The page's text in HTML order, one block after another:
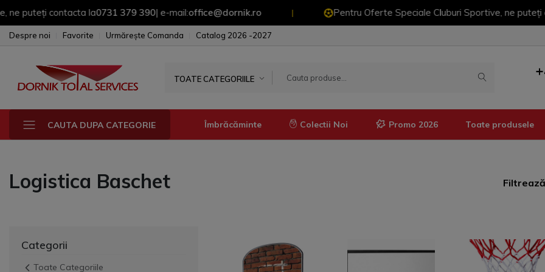
contacta la0731 379 390| e-mail:office@dornik.ro | Pentru Oferte Speciale Cluburi Sportive, ne puteți
Despre noi Favorite Urmărește Comanda Catalog 2026 -2027
TOATE CATEGORIILE
CAUTA DUPA CATEGORIE Îmbrăcăminte
Imbracaminte termică
Bluze termice
Colectii Noi Promo 2026 Toate produsele
Logistica Baschet
Categorii
Toate Categoriile